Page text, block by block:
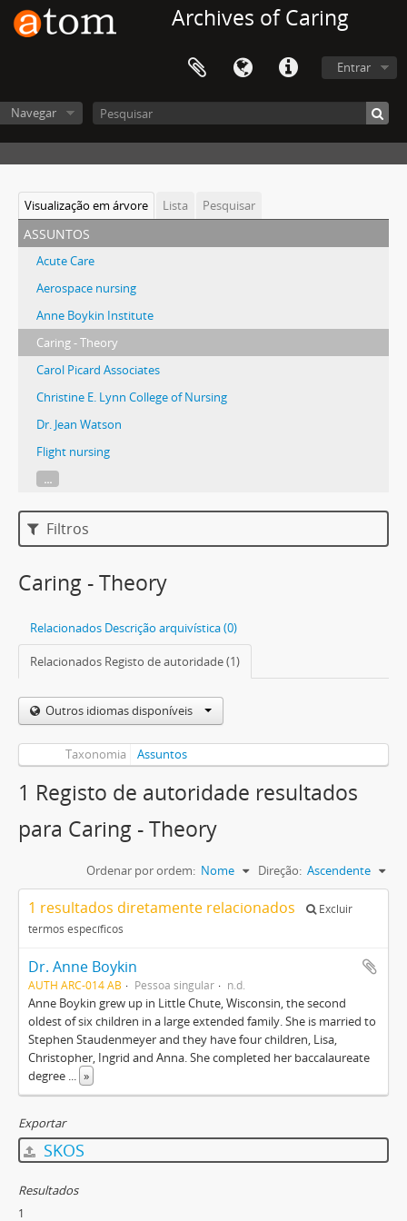
Archives of Caring
Entrar
Navegar
Visualização em árvore Lista Pesquisar
assuntos
Acute Care
Aerospace nursing
Anne Boykin Institute
Caring - Theory
Carol Picard Associates
Christine E. Lynn College of Nursing
Dr. Jean Watson
Flight nursing
...
Filtros
Caring - Theory
Relacionados Descrição arquivística (0)
Relacionados Registo de autoridade (1)
Outros idiomas disponíveis
Taxonomia Assuntos
1 Registo de autoridade resultados
para Caring - Theory
Ordenar por ordem: Nome Direção: Ascendente
1 resultados diretamente relacionados
Excluir
termos específicos
Dr. Anne Boykin
AUTH ARC-014 AB Pessoa singular n.d.
Anne Boykin grew up in Little Chute, Wisconsin, the second
oldest of six children in a large extended family. She is married to
Stephen Staudenmeyer and they have four children, Lisa,
Christopher, Ingrid and Anna. She completed her baccalaureate
degree ... »
Exportar
SKOS
Resultados
1